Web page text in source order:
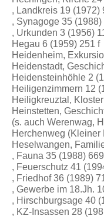
, Landkreis 19 (1972)
, Synagoge 35 (1988)
, Urkunden 3 (1956)
Hegau 6 (1959) 251 f
Heidenheim,
Heidenstadt,
Heidensteinhöhle 2
Heiligenzimmern 12
Heiligkreuztal,
Heinstetten,
(s. auch Werenwag,
Herchenweg (Kleiner
Heselwangen,
, Fauna 35 (1988)
, Feuerschutz 41
, Friedhof 36 (1989)
, Gewerbe im 18.Jh.
, Hirschburgsage 40
, KZ-Insassen 28